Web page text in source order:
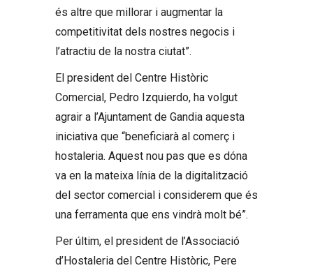
és altre que millorar i augmentar la
competitivitat dels nostres negocis i
l’atractiu de la nostra ciutat”.
El president del Centre Històric
Comercial, Pedro Izquierdo, ha volgut
agrair a l’Ajuntament de Gandia aquesta
iniciativa que “beneficiarà al comerç i
hostaleria. Aquest nou pas que es dóna
va en la mateixa línia de la digitalització
del sector comercial i considerem que és
una ferramenta que ens vindrà molt bé”.
Per últim, el president de l’Associació
d’Hostaleria del Centre Històric, Pere